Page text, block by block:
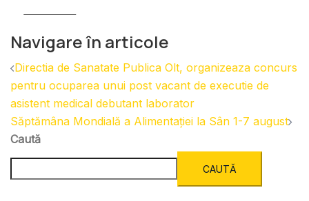
Navigare în articole
Directia de Sanatate Publica Olt, organizeaza concurs
pentru ocuparea unui post vacant de executie de
asistent medical debutant laborator
Săptămâna Mondială a Alimentației la Sân 1-7 august
Caută
CAUTĂ